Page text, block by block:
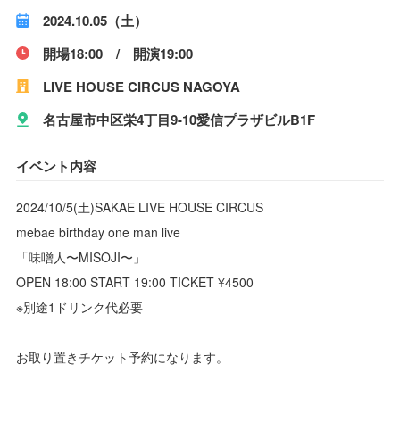
2024.10.05（土）
開場18:00 / 開演19:00
LIVE HOUSE CIRCUS NAGOYA
名古屋市中区栄4丁目9-10愛信プラザビルB1F
イベント内容
2024/10/5(土)SAKAE LIVE HOUSE CIRCUS
mebae birthday one man live
「味噌人〜MISOJI〜」
OPEN 18:00 START 19:00 TICKET ¥4500
※別途1ドリンク代必要
お取り置きチケット予約になります。